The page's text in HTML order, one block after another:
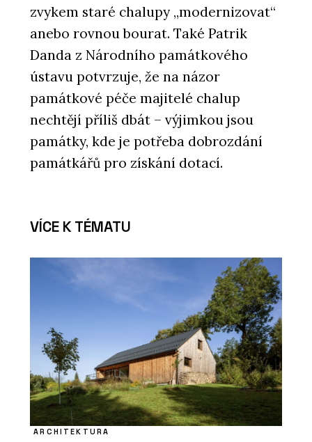
zvykem staré chalupy „modernizovat“
anebo rovnou bourat. Také Patrik
Danda z Národního památkového
ústavu potvrzuje, že na názor
památkové péče majitelé chalup
nechtějí příliš dbát – výjimkou jsou
památky, kde je potřeba dobrozdání
památkářů pro získání dotací.
VÍCE K TÉMATU
ARCHITEKTURA